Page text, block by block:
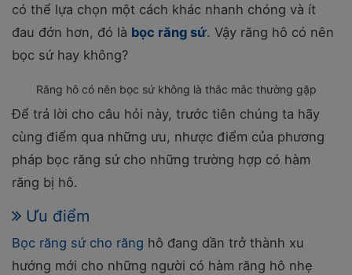
có thể lựa chọn một cách khác nhanh chóng và ít
đau đớn hơn, đó là bọc răng sứ. Vậy răng hô có nên
bọc sứ hay không?
Răng hô có nên bọc sứ không là thắc mắc thường gặp
Để trả lời cho câu hỏi này, trước tiên chúng ta hãy
cùng điểm qua những ưu, nhược điểm của phương
pháp bọc răng sứ cho những trường hợp có hàm
răng bị hô.
Ưu điểm
Bọc răng sứ cho răng hô đang dần trở thành xu
hướng mới cho những người có hàm răng hô nhẹ